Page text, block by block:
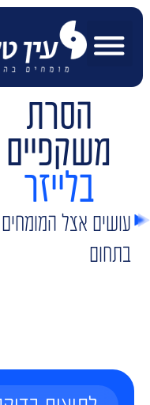
הסרת
משקפיים
בלייזר
עושים אצל המומחים
בתחום